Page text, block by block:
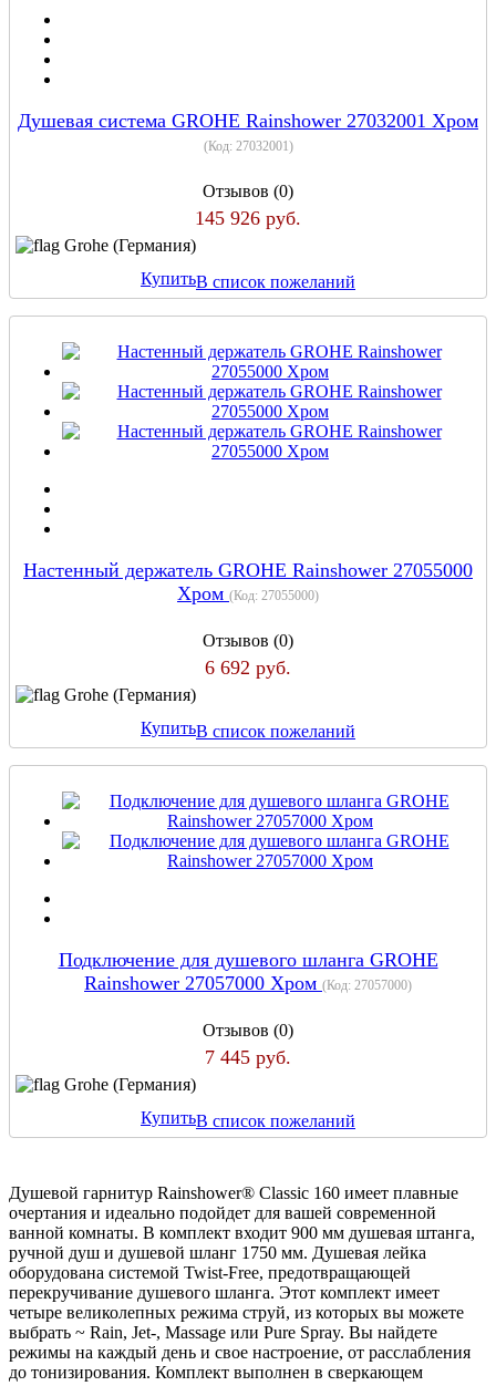
Душевая система GROHE Rainshower 27032001 Хром
(Код: 27032001)
Отзывов (0)
145 926 руб.
Grohe (Германия)
КупитьВ список пожеланий
Настенный держатель GROHE Rainshower 27055000
Хром (Код: 27055000)
Отзывов (0)
6 692 руб.
Grohe (Германия)
КупитьВ список пожеланий
Подключение для душевого шланга GROHE
Rainshower 27057000 Хром (Код: 27057000)
Отзывов (0)
7 445 руб.
Grohe (Германия)
КупитьВ список пожеланий
Душевой гарнитур Rainshower® Classic 160 имеет плавные
очертания и идеально подойдет для вашей современной
ванной комнаты. В комплект входит 900 мм душевая штанга,
ручной душ и душевой шланг 1750 мм. Душевая лейка
оборудована системой Twist-Free, предотвращающей
перекручивание душевого шланга. Этот комплект имеет
четыре великолепных режима струй, из которых вы можете
выбрать ~ Rain, Jet-, Massage или Pure Spray. Вы найдете
режимы на каждый день и свое настроение, от расслабления
до тонизирования. Комплект выполнен в сверкающем